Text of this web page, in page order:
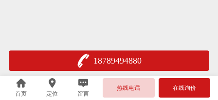
18789494880
首页 定位 留言
热线电话 在线询价